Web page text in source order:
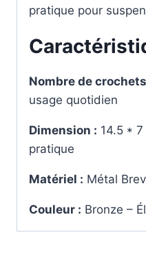
pratique pour
Nombre de
usage quotidien
Dimension : 14.5 *
pratique
Matériel : Métal
Couleur : Bronze –